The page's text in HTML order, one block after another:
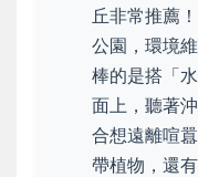
丘非常推薦
公園，環境
棒的是搭「
面上，聽著
合想遠離喧
帶植物，還